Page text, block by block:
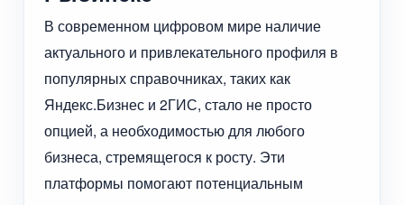
В современном цифровом мире наличие
актуального и привлекательного профиля в
популярных справочниках, таких как
Яндекс.Бизнес и 2ГИС, стало не просто
опцией, а необходимостью для любого
бизнеса, стремящегося к росту. Эти
платформы помогают потенциальным